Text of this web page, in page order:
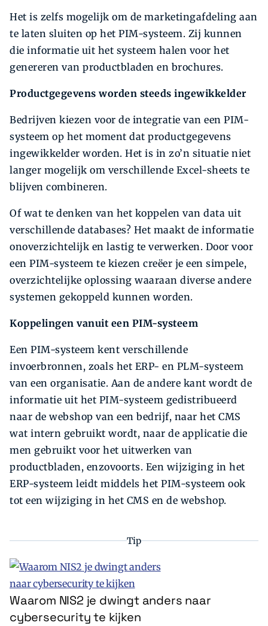
Het is zelfs mogelijk om de marketingafdeling aan
te laten sluiten op het PIM-systeem. Zij kunnen
die informatie uit het systeem halen voor het
genereren van productbladen en brochures.
Productgegevens worden steeds ingewikkelder
Bedrijven kiezen voor de integratie van een PIM-
systeem op het moment dat productgegevens
ingewikkelder worden. Het is in zo’n situatie niet
langer mogelijk om verschillende Excel-sheets te
blijven combineren.
Of wat te denken van het koppelen van data uit
verschillende databases? Het maakt de informatie
onoverzichtelijk en lastig te verwerken. Door voor
een PIM-systeem te kiezen creëer je een simpele,
overzichtelijke oplossing waaraan diverse andere
systemen gekoppeld kunnen worden.
Koppelingen vanuit een PIM-systeem
Een PIM-systeem kent verschillende
invoerbronnen, zoals het ERP- en PLM-systeem
van een organisatie. Aan de andere kant wordt de
informatie uit het PIM-systeem gedistribueerd
naar de webshop van een bedrijf, naar het CMS
wat intern gebruikt wordt, naar de applicatie die
men gebruikt voor het uitwerken van
productbladen, enzovoorts. Een wijziging in het
ERP-systeem leidt middels het PIM-systeem ook
tot een wijziging in het CMS en de webshop.
Tip
Waarom NIS2 je dwingt anders naar
cybersecurity te kijken